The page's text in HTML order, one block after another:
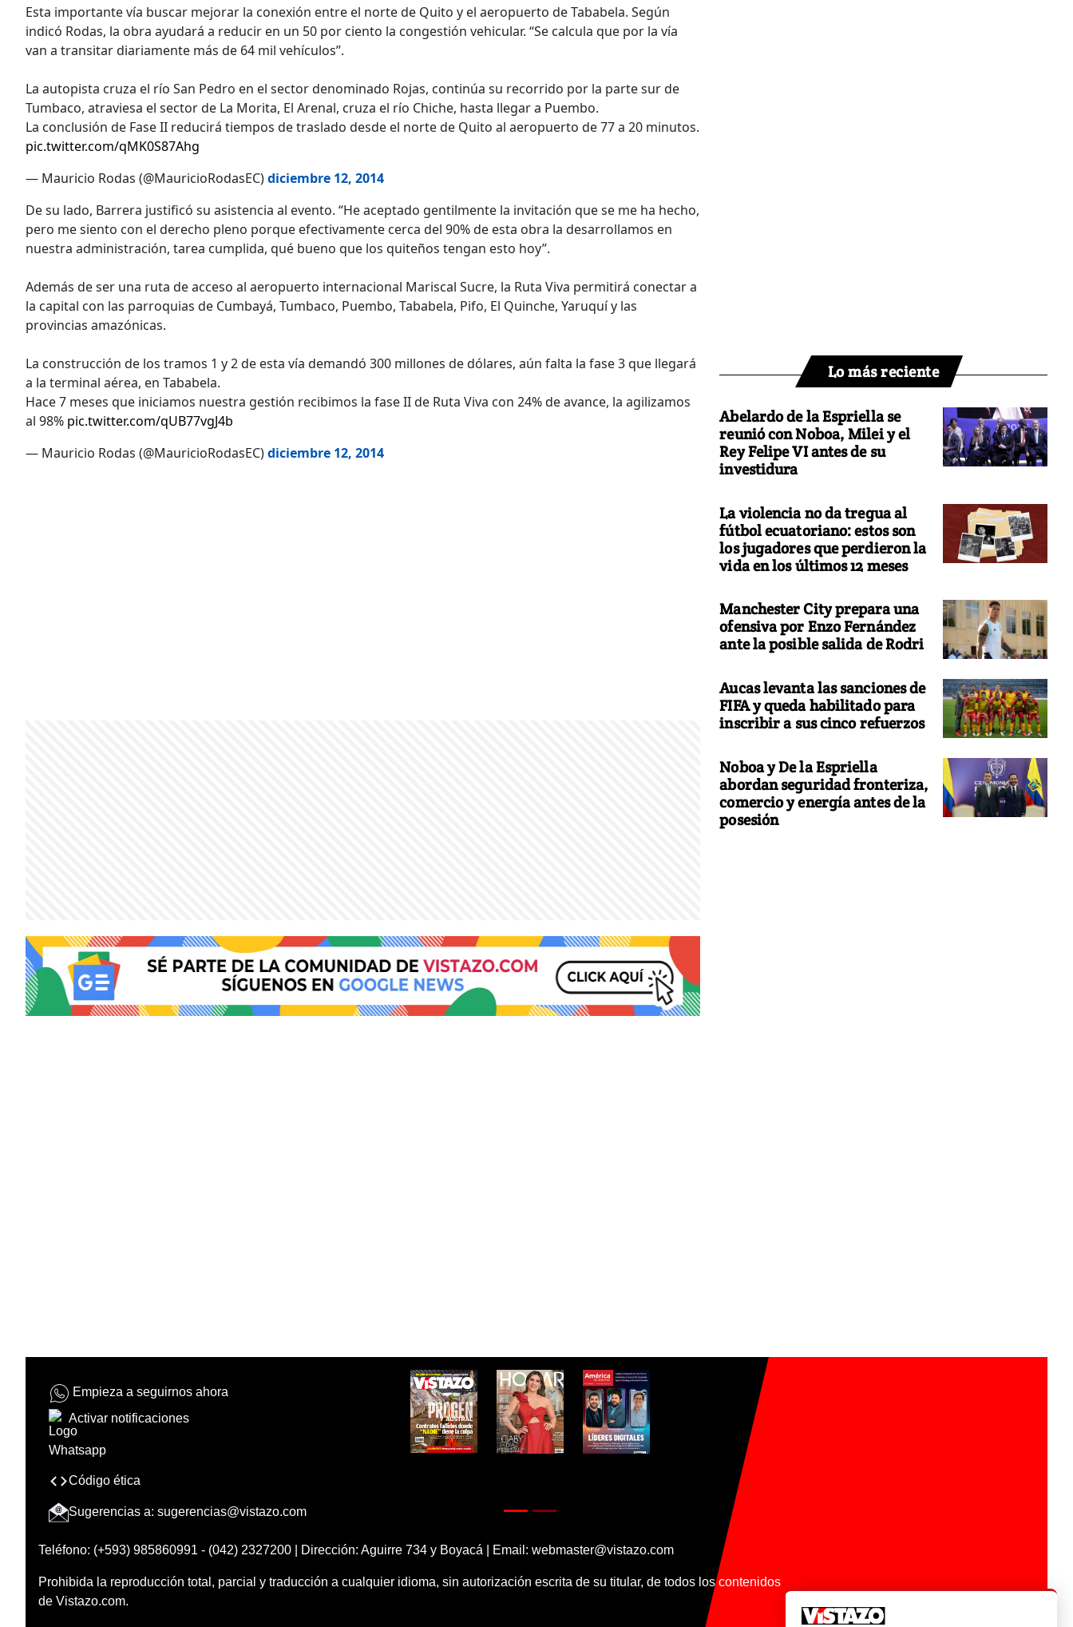
Esta importante vía buscar mejorar la conexión entre el norte de Quito y el aeropuerto de Tababela. Según
indicó Rodas, la obra ayudará a reducir en un 50 por ciento la congestión vehicular. “Se calcula que por la vía
van a transitar diariamente más de 64 mil vehículos”.
La autopista cruza el río San Pedro en el sector denominado Rojas, continúa su recorrido por la parte sur de
Tumbaco, atraviesa el sector de La Morita, El Arenal, cruza el río Chiche, hasta llegar a Puembo.
La conclusión de Fase II reducirá tiempos de traslado desde el norte de Quito al aeropuerto de 77 a 20 minutos.
pic.twitter.com/qMK0S87Ahg
— Mauricio Rodas (@MauricioRodasEC)diciembre 12, 2014
De su lado, Barrera justificó su asistencia al evento. “He aceptado gentilmente la invitación que se me ha hecho,
pero me siento con el derecho pleno porque efectivamente cerca del 90% de esta obra la desarrollamos en
nuestra administración, tarea cumplida, qué bueno que los quiteños tengan esto hoy”.
Además de ser una ruta de acceso al aeropuerto internacional Mariscal Sucre, la Ruta Viva permitirá conectar a
la capital con las parroquias de Cumbayá, Tumbaco, Puembo, Tababela, Pifo, El Quinche, Yaruquí y las
provincias amazónicas.
La construcción de los tramos 1 y 2 de esta vía demandó 300 millones de dólares, aún falta la fase 3 que llegará
a la terminal aérea, en Tababela.
Hace 7 meses que iniciamos nuestra gestión recibimos la fase II de Ruta Viva con 24% de avance, la agilizamos
al 98% pic.twitter.com/qUB77vgJ4b
— Mauricio Rodas (@MauricioRodasEC)diciembre 12, 2014
Lo más reciente
Abelardo de la Espriella se
reunió con Noboa, Milei y el
Rey Felipe VI antes de su
investidura
La violencia no da tregua al
fútbol ecuatoriano: estos son
los jugadores que perdieron la
vida en los últimos 12 meses
Manchester City prepara una
ofensiva por Enzo Fernández
ante la posible salida de Rodri
Aucas levanta las sanciones de
FIFA y queda habilitado para
inscribir a sus cinco refuerzos
Noboa y De la Espriella
abordan seguridad fronteriza,
comercio y energía antes de la
posesión
Empieza a seguirnos ahora
Activar notificaciones
Código ética
Sugerencias a: sugerencias@vistazo.com
Teléfono: (+593) 985860991 - (042) 2327200 | Dirección: Aguirre 734 y Boyacá | Email: webmaster@vistazo.com
Prohibida la reproducción total, parcial y traducción a cualquier idioma, sin autorización escrita de su titular, de todos los contenidos
de Vistazo.com.